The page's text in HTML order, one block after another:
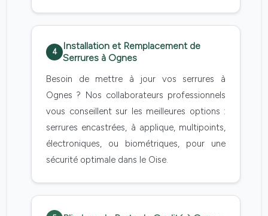
4
Installation et Remplacement de
Serrures à Ognes
Besoin de mettre à jour vos serrures à
Ognes ? Nos collaborateurs professionnels
vous conseillent sur les meilleures options :
serrures encastrées, à applique, multipoints,
électroniques, ou biométriques, pour une
sécurité optimale dans le Oise.